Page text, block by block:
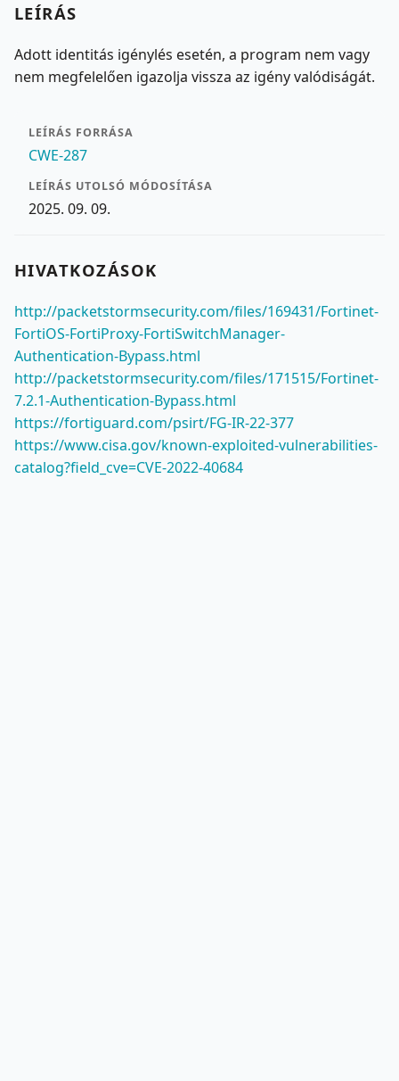
LEÍRÁS
Adott identitás igénylés esetén, a program nem vagy
nem megfelelően igazolja vissza az igény valódiságát.
LEÍRÁS FORRÁSA
CWE-287
LEÍRÁS UTOLSÓ MÓDOSÍTÁSA
2025. 09. 09.
HIVATKOZÁSOK
http://packetstormsecurity.com/files/169431/Fortinet-
FortiOS-FortiProxy-FortiSwitchManager-
Authentication-Bypass.html
http://packetstormsecurity.com/files/171515/Fortinet-
7.2.1-Authentication-Bypass.html
https://fortiguard.com/psirt/FG-IR-22-377
https://www.cisa.gov/known-exploited-vulnerabilities-
catalog?field_cve=CVE-2022-40684